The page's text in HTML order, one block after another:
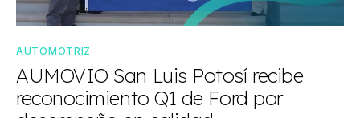
AUTOMOTRIZ
AUMOVIO San Luis Potosí recibe
reconocimiento Q1 de Ford por